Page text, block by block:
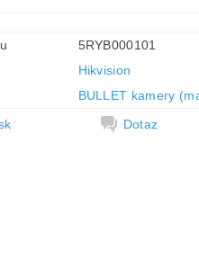
5RYB000101
Hikvision
BULLET kamery
Dotaz